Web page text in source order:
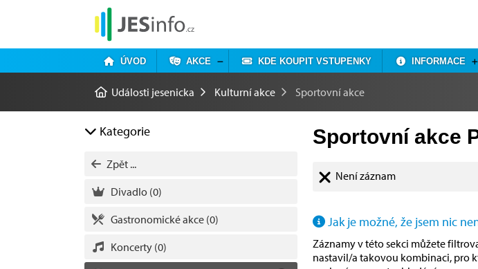
ÚVOD AKCE KDE KOUPIT VSTUPENKY INFORMACE
Události jesenicka Kulturní akce Sportovní akce
Kategorie
Zpět ...
Divadlo (0)
Gastronomické akce (0)
Koncerty (0)
Sportovní akce
Není záznam
Jak je možné, že jsem nic
Záznamy v této sekci můžete
nastavil/a takovou kombinaci, pro